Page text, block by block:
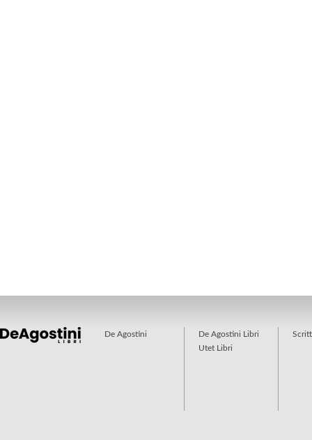
De Agostini
De Agostini Libri
Utet Libri